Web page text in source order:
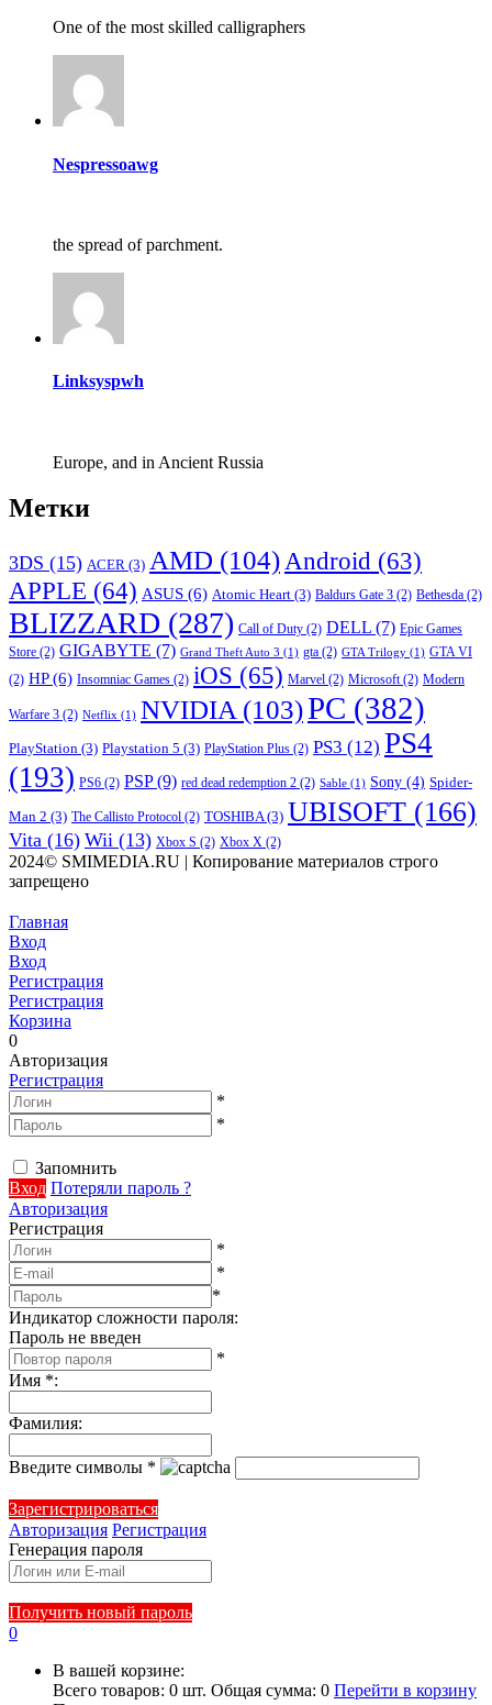
One of the most skilled calligraphers
Nespressoawg
the spread of parchment.
Linksyspwh
Europe, and in Ancient Russia
Метки
3DS (15) ACER (3) AMD (104)Android (63)
APPLE (64) ASUS (6) Atomic Heart (3) Baldurs Gate 3 (2) Bethesda (2)
BLIZZARD (287) Call of Duty (2) DELL (7) Epic Games
Store (2) GIGABYTE (7) Grand Theft Auto 3 (1) gta (2) GTA Trilogy (1) GTA VI
(2) HP(6) Insomniac Games (2) iOS (65) Marvel (2) Microsoft(2) Modern
Warfare 3 (2) Netflix (1) NVIDIA (103)PC (382)
PlayStation (3) Playstation 5 (3) PlayStation Plus (2) PS3 (12) PS4
(193) PS6 (2) PSP(9) red dead redemption 2 (2) Sable (1) Sony (4) Spider-
Man 2 (3) The Callisto Protocol (2) TOSHIBA(3) UBISOFT (166)
Vita (16) Wii (13) Xbox S (2) Xbox X (2)
2024© SMIMEDIA.RU | Копирование материалов строго
запрещено
Главная
Вход
Вход
Регистрация
Регистрация
Корзина
0
Авторизация
Регистрация
*
*
Запомнить
Вход Потеряли пароль ?
Авторизация
Регистрация
*
*
*
Индикатор сложности пароля:
Пароль не введен
*
Имя *:
Фамилия:
Введите символы *
Зарегистрироваться
Авторизация Регистрация
Генерация пароля
Получить новый пароль
0
В вашей корзине:
Всего товаров: 0 шт. Общая сумма: 0 Перейти в корзину